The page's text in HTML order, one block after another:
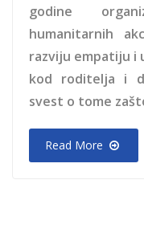
godine
humanitarnih
razviju empatiju i
kod roditelja i
svest o tome
Read More